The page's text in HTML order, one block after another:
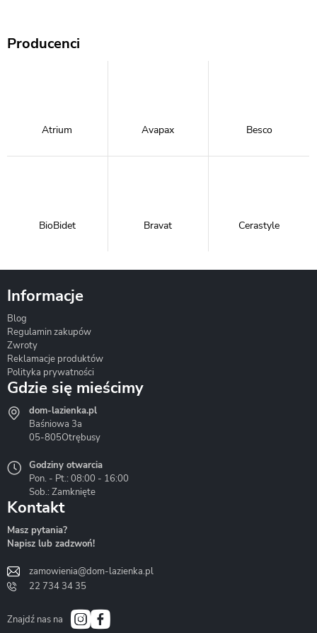
Producenci
Atrium Avapax Besco
BioBidet Bravat Cerastyle
Hydrostop
Liveno
Bath&Spa
Informacje
Blog
Regulamin zakupów
Zwroty
Reklamacje produktów
Polityka prywatności
Gdzie się mieścimy
dom-lazienka.pl
Baśniowa 3a
05-805Otrębusy
Godziny otwarcia
Pon. - Pt.: 08:00 - 16:00
Sob.: Zamknięte
Kontakt
Masz pytania?
Napisz lub zadzwoń!
zamowienia@dom-lazienka.pl
22 734 34 35
Znajdź nas na